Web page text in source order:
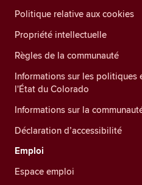
Politique relative aux cookies
Propriété intellectuelle
Règles de la communauté
Informations sur les politiques
l'État du Colorado
Informations sur la
Déclaration d’accessibilité
Emploi
Espace emploi